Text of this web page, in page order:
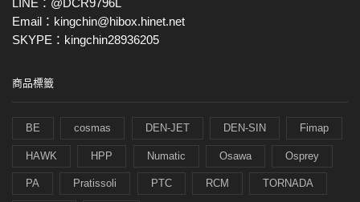
LINE：@DCR9796L
Email：kingchin@hibox.hinet.net
SKYPE：kingchin28936205
商品標籤
BE cosmas DEN-JET DEN-SIN Fimap
HAWK HPP Numatic Osawa Osprey
PA Pratissoli PTC RCM TORNADA